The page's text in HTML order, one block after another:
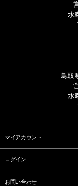
水
鳥取
水
マイアカウント
ログイン
お問い合わせ